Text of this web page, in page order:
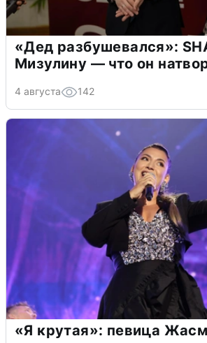
«Дед разбушевался»:
Мизулину — что он
4 августа 142
«Я крутая»: певица